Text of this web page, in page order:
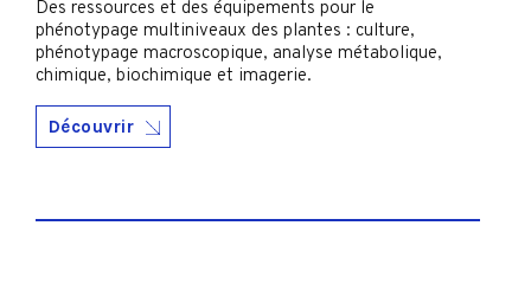
Des ressources et des équipements pour le
phénotypage multiniveaux des plantes : culture,
phénotypage macroscopique, analyse métabolique,
chimique, biochimique et imagerie.
Découvrir